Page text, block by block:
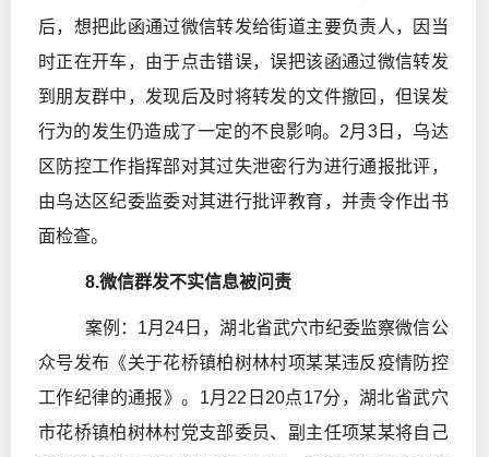
后，想把此函通过微信转发给街道主要负责人，因当
时正在开车，由于点击错误，误把该函通过微信转发
到朋友群中，发现后及时将转发的文件撤回，但误发
行为的发生仍造成了一定的不良影响。2月3日，乌达
区防控工作指挥部对其过失泄密行为进行通报批评，
由乌达区纪委监委对其进行批评教育，并责令作出书
面检查。
8.微信群发不实信息被问责
案例：1月24日，湖北省武穴市纪委监察微信公
众号发布《关于花桥镇柏树林村项某某违反疫情防控
工作纪律的通报》。1月22日20点17分，湖北省武穴
市花桥镇柏树林村党支部委员、副主任项某某将自己